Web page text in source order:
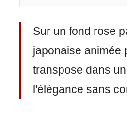
Sur un fond rose
japonaise animée
transpose dans
l'élégance sans